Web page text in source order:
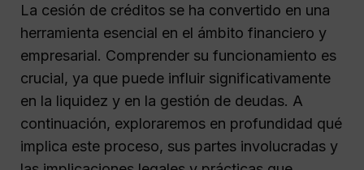
La cesión de créditos se ha convertido en una
herramienta esencial en el ámbito financiero y
empresarial. Comprender su funcionamiento es
crucial, ya que puede influir significativamente
en la liquidez y en la gestión de deudas. A
continuación, exploraremos en profundidad qué
implica este proceso, sus partes involucradas y